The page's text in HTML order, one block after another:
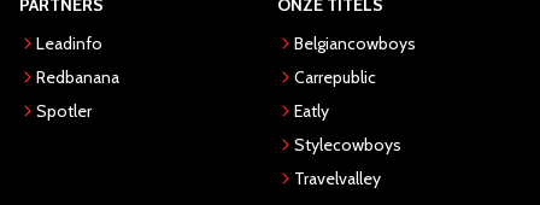
PARTNERS
Leadinfo
Redbanana
Spotler
ONZE TITELS
Belgiancowboys
Carrepublic
Eatly
Stylecowboys
Travelvalley